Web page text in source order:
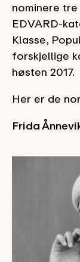
nominere
EDVARD-
Klasse,
forskjellige
høsten 2017.
Her er de
Frida